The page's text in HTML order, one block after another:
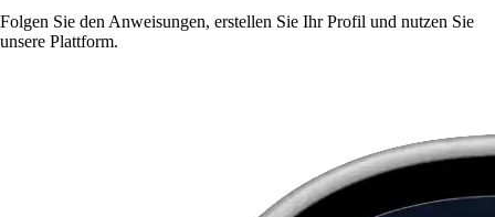
Folgen Sie den Anweisungen, erstellen Sie Ihr Profil und nutzen Sie
unsere Plattform.